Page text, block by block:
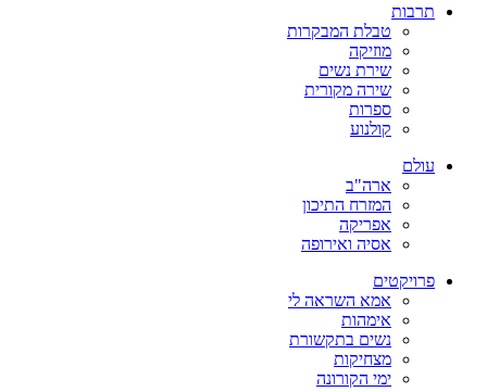
תרבות
טבלת המבקרות
מוזיקה
שירת נשים
שירה מקורית
ספרות
קולנוע
עולם
ארה"ב
המזרח התיכון
אפריקה
אסיה ואירופה
פרויקטים
אמא השראה לי
אימהות
נשים בתקשורת
מצחיקות
ימי הקורונה